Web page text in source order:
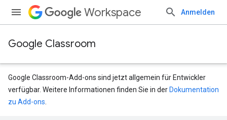
Workspace Anmelden
Google Classroom
Google Classroom-Add-ons sind jetzt allgemein für Entwickler
verfügbar. Weitere Informationen finden Sie in der Dokumentation
zu Add-ons